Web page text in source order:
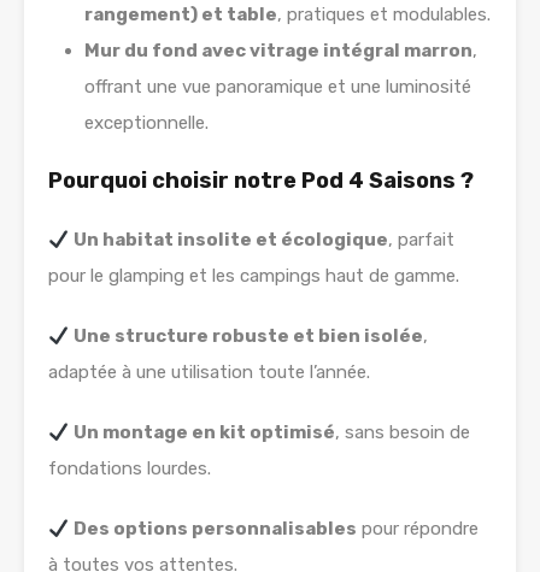
rangement) et table, pratiques et modulables.
Mur du fond avec vitrage intégral marron,
offrant une vue panoramique et une luminosité
exceptionnelle.
Pourquoi choisir notre Pod 4 Saisons ?
Un habitat insolite et écologique, parfait
pour le glamping et les campings haut de gamme.
Une structure robuste et bien isolée,
adaptée à une utilisation toute l’année.
Un montage en kit optimisé, sans besoin de
fondations lourdes.
Des options personnalisables pour répondre
à toutes vos attentes.